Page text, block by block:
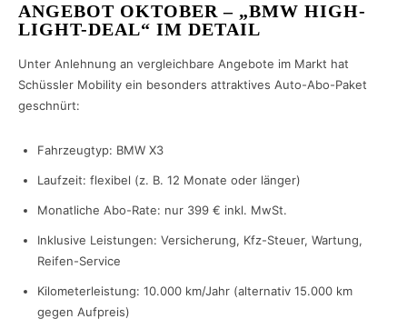
ANGEBOT OKTOBER – „BMW HIGH-
LIGHT-DEAL“ IM DETAIL
Unter Anlehnung an vergleichbare Angebote im Markt hat
Schüssler Mobility ein besonders attraktives Auto-Abo-Paket
geschnürt:
Fahrzeugtyp: BMW X3
Laufzeit: flexibel (z. B. 12 Monate oder länger)
Monatliche Abo-Rate: nur 399 € inkl. MwSt.
Inklusive Leistungen: Versicherung, Kfz-Steuer, Wartung,
Reifen-Service
Kilometerleistung: 10.000 km/Jahr (alternativ 15.000 km
gegen Aufpreis)